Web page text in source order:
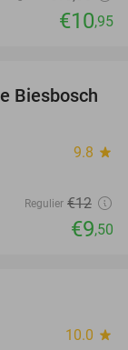
€10,95
21%
Biesbosch
9.8 star
Regulier €12
€9,50
10.0 star